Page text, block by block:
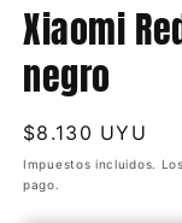
multimedia
1
en
ventana
Xiaomi
negro
Precio
habitual
$8.130 UYU
Impuestos incluidos. Los
pago.